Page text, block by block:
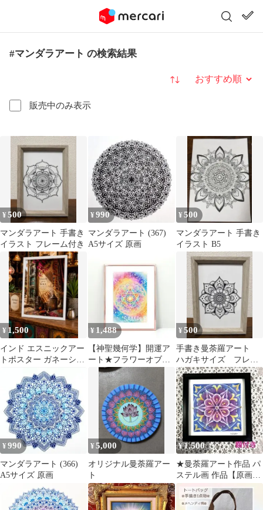
#マンダラアート の検索結果
販売中のみ表示
並び替え
¥500
マンダラアート 手書き
イラスト フレーム付き
¥990
マンダラアート (367)
A5サイズ 原画
¥500
マンダラアート 手書き
イラスト B5
¥ 1,500
インド エスニックアー
トポスター ガネーシャ
マンダラ 癒し 2L判
¥ 1,488
【神聖幾何学】開運ア
ート★フラワーオブラ
イフ インテリア A4 額
なし【040】
¥500
手書き曼荼羅アート
ハガキサイズ フレー
ム付
¥990
マンダラアート (366)
A5サイズ 原画
¥5,000
オリジナル曼荼羅アー
ト
¥1,500
★曼荼羅アート作品 パ
ステル画 作品【原画】
№29★